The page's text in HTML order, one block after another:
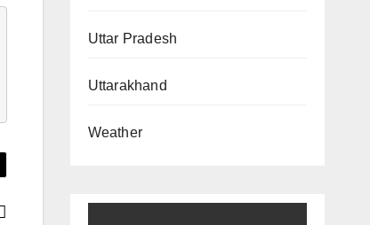
Uttar Pradesh
Uttarakhand
Weather